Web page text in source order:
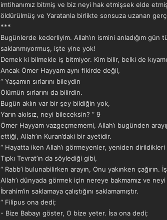
imtihanımız bitmiş ve biz neyi hak etmişsek elde
öldürülmüş ve Yaratanla birlikte sonsuza uzanan
***
Bugünlerde kederliyim. Allah’ın ismini anladığım
saklanmıyormuş, işte yine yok!
Demek ki bilmekle iş bitmiyor. Kim bilir, belki de
Ancak Ömer Hayyam aynı fikirde değil,
“ Yaşamın sırlarını bileydin
Ölümün sırlarını da bilirdin.
Bugün aklın var bir şey bildiğin yok,
Yarın akılsız, neyi bileceksin? ” 9
Ömer Hayyam vazgeçmememi, Allah’ı bugünden
ettiği, Allah’ın Kuran’daki bir ayetidir.
“ Hayatta iken Allah’ı görmeyenler, yeniden
Tıpkı Tevrat’ın da söylediği gibi,
“ Rabb’i bulunabilirken arayın, Onu yakınken çağırın.
Allah’ı dünyada görmek için nereye bakmamız ve
İbrahim’in saklamaya çalıştığını saklamamıştır.
“ Filipus ona dedi;
- Bize Babayı göster, O bize yeter. İsa ona dedi;